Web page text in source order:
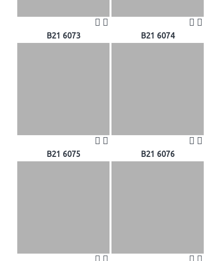
B21 6073 B21 6074
B21 6075 B21 6076